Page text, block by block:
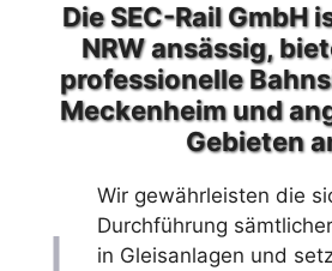
Die SEC-Rail GmbH
NRW ansässig,
professionelle
Meckenheim und
Gebieten
Wir gewährleisten die
Durchführung
in Gleisanlagen und